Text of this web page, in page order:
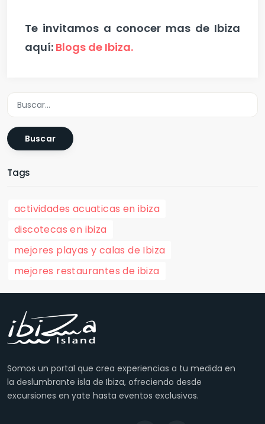
Te invitamos a conocer mas de Ibiza
aquí: Blogs de Ibiza.
Buscar
Tags
actividades acuaticas en ibiza
discotecas en ibiza
mejores playas y calas de Ibiza
mejores restaurantes de ibiza
Somos un portal que crea experiencias a tu medida en
la deslumbrante isla de Ibiza, ofreciendo desde
excursiones en yate hasta eventos exclusivos.